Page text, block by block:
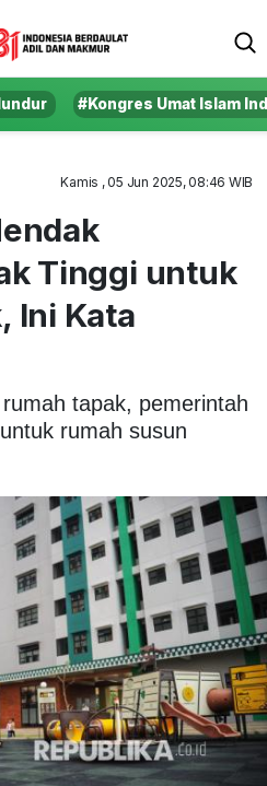
#Kongres Umat Islam
Kamis , 05 Jun 2025, 08:46 WIB
Tinggi untuk
Ini Kata
tapak, pemerintah
rumah susun